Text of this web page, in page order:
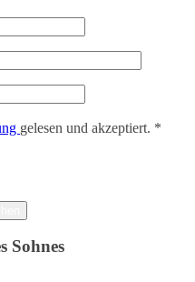
gelesen und akzeptiert. *
Sohnes